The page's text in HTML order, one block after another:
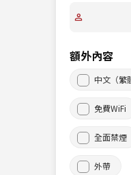
額外內容
中文（繁
免費WiFi
全面禁煙
外帶